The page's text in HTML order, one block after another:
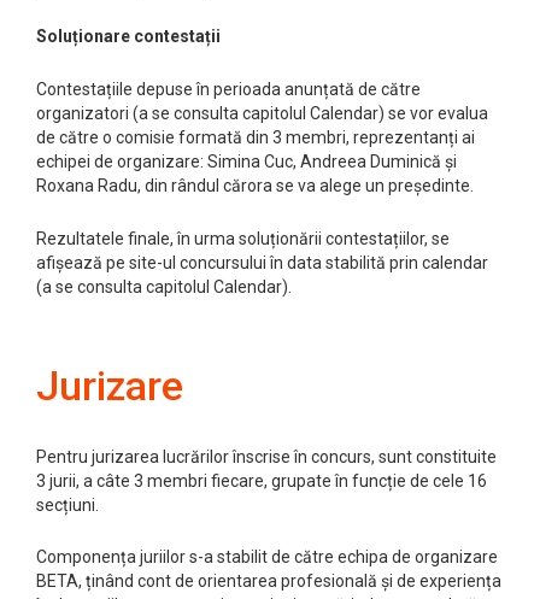
Soluționare contestații
Contestațiile depuse în perioada anunțată de către
organizatori (a se consulta capitolul Calendar) se vor evalua
de către o comisie formată din 3 membri, reprezentanți ai
echipei de organizare: Simina Cuc, Andreea Duminică și
Roxana Radu, din rândul cărora se va alege un președinte.
Rezultatele finale, în urma soluționării contestațiilor, se
afișează pe site-ul concursului în data stabilită prin calendar
(a se consulta capitolul Calendar).
Jurizare
Pentru jurizarea lucrărilor înscrise în concurs, sunt constituite
3 jurii, a câte 3 membri fiecare, grupate în funcție de cele 16
secțiuni.
Componența juriilor s-a stabilit de către echipa de organizare
BETA, ținând cont de orientarea profesională și de experiența